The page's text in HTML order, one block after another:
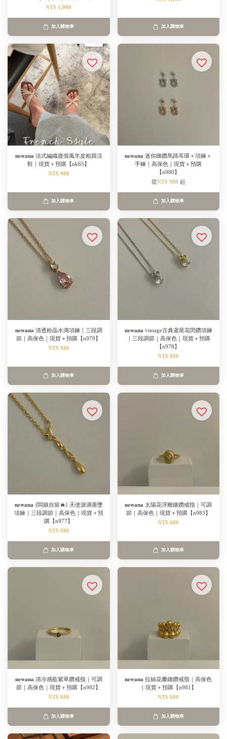
NT$ 1,080
加入購物車 加入購物車
𝐧𝐞𝐰𝐚𝐧𝐚 法式編織渡假風羊皮粗跟涼
鞋｜現貨＋預購【nk65】
NT$ 980
加入購物車
𝐧𝐞𝐰𝐚𝐧𝐚 迷你鑲鑽馬蹄耳環＋項鍊＋
手鍊｜高保色｜現貨＋預購
【n980】
從NT$ 980 起
加入購物車
𝐧𝐞𝐰𝐚𝐧𝐚 清透粉晶水滴項鍊｜三段調
節｜高保色｜現貨＋預購【n979】
NT$ 880
加入購物車
𝐧𝐞𝐰𝐚𝐧𝐚 vintage古典鳶尾花閃鑽項鍊
｜三段調節｜高保色｜現貨＋預購
【n978】
NT$ 880
加入購物車
𝐧𝐞𝐰𝐚𝐧𝐚 {闆娘自留🔥} 天使淚滴垂墜
項鍊｜三段調節｜高保色｜現貨＋預
購【n977】
NT$ 880
加入購物車
𝐧𝐞𝐰𝐚𝐧𝐚 太陽花浮雕鑲鑽戒指｜可調
節｜高保色｜現貨＋預購【n983】
NT$ 680
加入購物車
𝐧𝐞𝐰𝐚𝐧𝐚 清冷感藍紫單鑽戒指｜可調
節｜高保色｜現貨＋預購【n982】
NT$ 680
加入購物車
𝐧𝐞𝐰𝐚𝐧𝐚 拉絲花瓣鑲鑽戒指｜高保色
｜現貨＋預購【n981】
NT$ 680
加入購物車